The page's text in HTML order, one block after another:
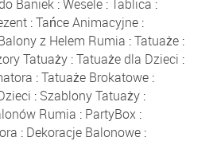
Baniek:Wesele:Tablica :
:Tańce Animacyjne :
z Helem Rumia :Tatuaże:
Tatuaży:Tatuaże dla Dzieci :
:Tatuaże Brokatowe:
: Szablony Tatuaży :
Rumia : PartyBox:
: Dekoracje Balonowe :